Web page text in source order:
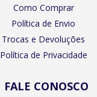
Como Comprar
Política de Envio
Trocas e Devoluções
Política de Privacidade
FALE CONOSCO